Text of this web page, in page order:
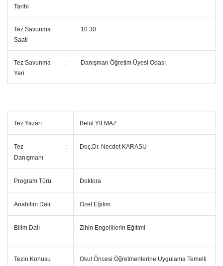
Tarihi
Tez Savunma
Saati
: 10:30
Tez Savunma
Yeri
: Danışman Öğretim Üyesi Odası
Tez Yazarı : Betül YILMAZ
Tez
Danışmanı
: Doç.Dr. Necdet KARASU
Program Türü Doktora
Anabilim Dalı : Özel Eğitim
Bilim Dalı Zihin Engellilerin Eğitimi
Tezin Konusu :
Okul Öncesi Öğretmenlerine Uygulama Temelli